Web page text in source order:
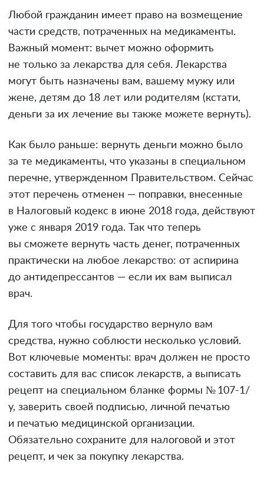
Любой гражданин имеет право на возмещение
части средств, потраченных на медикаменты.
Важный момент: вычет можно оформить
не только за лекарства для себя. Лекарства
могут быть назначены вам, вашему мужу или
жене, детям до 18 лет или родителям (кстати,
деньги за их лечение вы также можете вернуть).
Как было раньше: вернуть деньги можно было
за те медикаменты, что указаны в специальном
перечне, утвержденном Правительством. Сейчас
этот перечень отменен — поправки, внесенные
в Налоговый кодекс в июне 2018 года, действуют
уже с января 2019 года. Так что теперь
вы сможете вернуть часть денег, потраченных
практически на любое лекарство: от аспирина
до антидепрессантов — если их вам выписал
врач.
Для того чтобы государство вернуло вам
средства, нужно соблюсти несколько условий.
Вот ключевые моменты: врач должен не просто
составить для вас список лекарств, а выписать
рецепт на специальном бланке формы № 107-1/
у, заверить своей подписью, личной печатью
и печатью медицинской организации.
Обязательно сохраните для налоговой и этот
рецепт, и чек за покупку лекарства.